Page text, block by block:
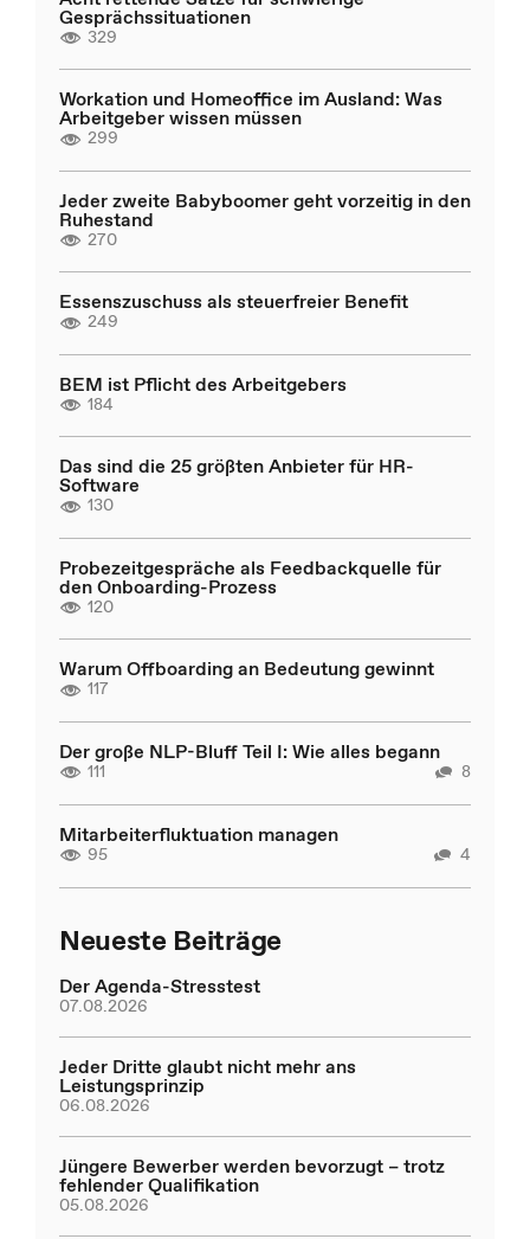
Gesprächssituationen
329
Workation und Homeoffice im Ausland: Was
Arbeitgeber wissen müssen
299
Jeder zweite Babyboomer geht vorzeitig in den
Ruhestand
270
Essenszuschuss als steuerfreier Benefit
249
BEM ist Pflicht des Arbeitgebers
184
Das sind die 25 größten Anbieter für HR-
Software
130
Probezeitgespräche als Feedbackquelle für
den Onboarding-Prozess
120
Warum Offboarding an Bedeutung gewinnt
117
Der große NLP-Bluff Teil I: Wie alles begann
111 8
Mitarbeiterfluktuation managen
95 4
Neueste Beiträge
Der Agenda-Stresstest
07.08.2026
Jeder Dritte glaubt nicht mehr ans
Leistungsprinzip
06.08.2026
Jüngere Bewerber werden bevorzugt – trotz
fehlender Qualifikation
05.08.2026